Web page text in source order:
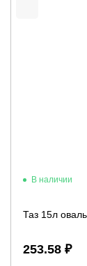
В наличии
Таз 15л
253.58 ₽